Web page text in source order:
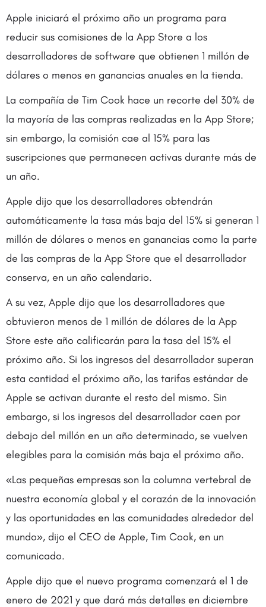
Apple iniciará el próximo año un programa para
reducir sus comisiones de la App Store a los
desarrolladores de software que obtienen 1 millón de
dólares o menos en ganancias anuales en la tienda.
La compañía de Tim Cook hace un recorte del 30% de
la mayoría de las compras realizadas en la App Store;
sin embargo, la comisión cae al 15% para las
suscripciones que permanecen activas durante más de
un año.
Apple dijo que los desarrolladores obtendrán
automáticamente la tasa más baja del 15% si generan 1
millón de dólares o menos en ganancias como la parte
de las compras de la App Store que el desarrollador
conserva, en un año calendario.
A su vez, Apple dijo que los desarrolladores que
obtuvieron menos de 1 millón de dólares de la App
Store este año calificarán para la tasa del 15% el
próximo año. Si los ingresos del desarrollador superan
esta cantidad el próximo año, las tarifas estándar de
Apple se activan durante el resto del mismo. Sin
embargo, si los ingresos del desarrollador caen por
debajo del millón en un año determinado, se vuelven
elegibles para la comisión más baja el próximo año.
«Las pequeñas empresas son la columna vertebral de
nuestra economía global y el corazón de la innovación
y las oportunidades en las comunidades alrededor del
mundo», dijo el CEO de Apple, Tim Cook, en un
comunicado.
Apple dijo que el nuevo programa comenzará el 1 de
enero de 2021 y que dará más detalles en diciembre